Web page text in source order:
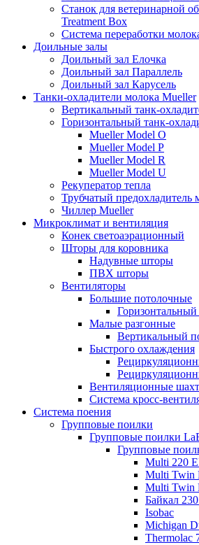
Станок для ветеринарной
Treatment Box
Система переработки
Доильные залы
Доильный зал Елочка
Доильный зал Параллель
Доильный зал Карусель
Танки-охладители молока Mueller
Вертикальный танк-
Горизонтальный танк-
Mueller Model O
Mueller Model P
Mueller Model R
Mueller Model U
Рекуператор тепла
Трубчатый предохладитель
Чиллер Mueller
Микроклимат и вентиляция
Конек светоаэрационный
Шторы для коровника
Надувные шторы
ПВХ шторы
Вентиляторы
Большие потолочные
Малые разгонные
Вертикальный
Быстрого охлаждения
Вентиляционные
Система кросс-
Система поения
Групповые поилки
Групповые поилки
Групповые
Multi 220
Multi Twin
Multi Twin
Байкал
Isobac
Michigan
Thermolac